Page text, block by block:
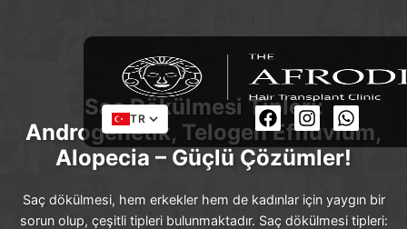
TR
Saç Dökülmesi Tipleri:
Androgenetik, Telogen Effluvium,
Alopecia – Güçlü Çözümler!
Saç dökülmesi, hem erkekler hem de kadınlar için yaygın bir
sorun olup, çeşitli tipleri bulunmaktadır. Saç dökülmesi tipleri: